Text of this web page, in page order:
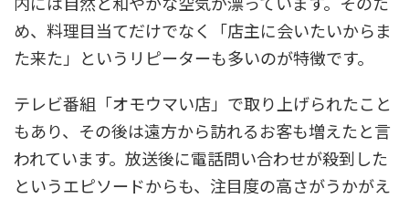
め、料理目当てだけでなく「店主に会いたいからま
た来た」というリピーターも多いのが特徴です。
テレビ番組「オモウマい店」で取り上げられたこと
もあり、その後は遠方から訪れるお客も増えたと言
われています。放送後に電話問い合わせが殺到した
というエピソードからも、注目度の高さがうかがえ